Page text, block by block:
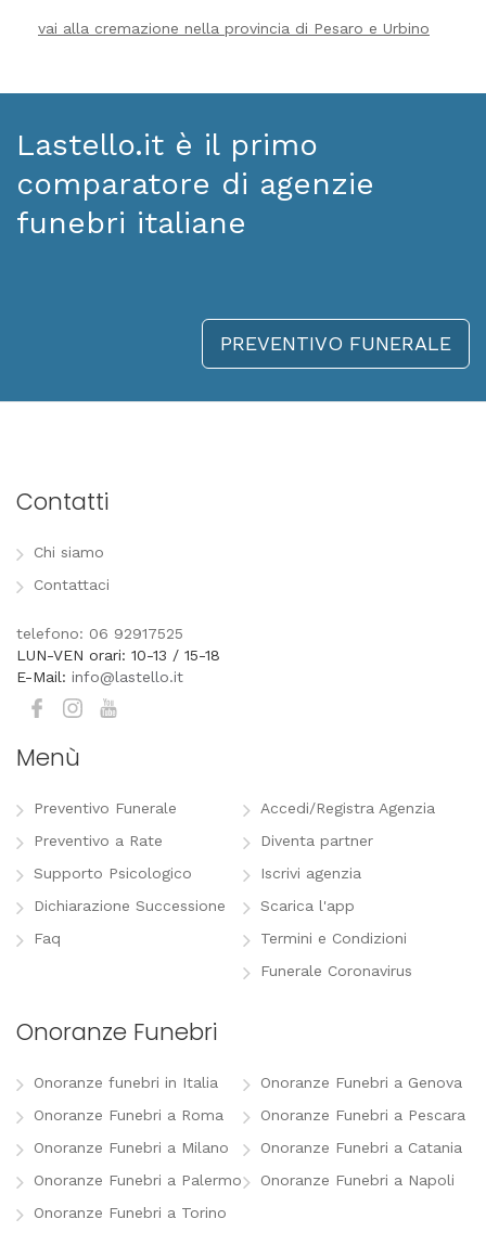
vai alla cremazione nella provincia di Pesaro e Urbino
Lastello.it è il primo
comparatore di agenzie
funebri italiane
PREVENTIVO FUNERALE
Contatti
Chi siamo
Contattaci
telefono: 06 92917525
LUN-VEN orari: 10-13 / 15-18
E-Mail: info@lastello.it
Menù
Preventivo Funerale
Preventivo a Rate
Supporto Psicologico
Dichiarazione Successione
Faq
Accedi/Registra Agenzia
Diventa partner
Iscrivi agenzia
Scarica l'app
Termini e Condizioni
Funerale Coronavirus
Onoranze Funebri
Onoranze funebri in Italia
Onoranze Funebri a Roma
Onoranze Funebri a Milano
Onoranze Funebri a Palermo
Onoranze Funebri a Torino
Onoranze Funebri a Genova
Onoranze Funebri a Pescara
Onoranze Funebri a Catania
Onoranze Funebri a Napoli